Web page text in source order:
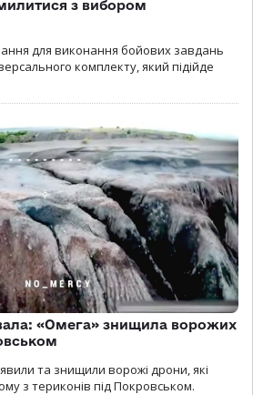
з вибором
для виконання бойових завдань
комплекту, який підійде
«Омега» знищила ворожих
та знищили ворожі дрони, які
з териконів під Покровськом.